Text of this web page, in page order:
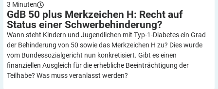
3 Minuten
GdB 50 plus Merkzeichen H: Recht auf
Status einer Schwerbehinderung?
Wann steht Kindern und Jugendlichen mit Typ-1-Diabetes ein Grad
der Behinderung von 50 sowie das Merkzeichen H zu? Dies wurde
vom Bundessozialgericht nun konkretisiert. Gibt es einen
finanziellen Ausgleich für die erhebliche Beeinträchtigung der
Teilhabe? Was muss veranlasst werden?